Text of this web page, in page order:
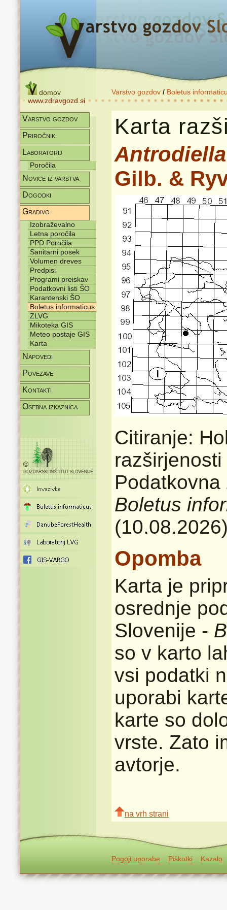
domov
www.zdravgozd.si
Varstvo gozdov / Boletus
Varstvo gozdov
Priročnik
Laboratorij
Poročila
Novice iz varstva
Dogodki
Gradivo
Izobraževalno
Letna poročila
PPD Poročila
Sanitarni posek
Volumen dreves
Predpisi
Programi preiskav
Podatkovni listi ŠO
Karantenski ŠO
Boletus informaticus
ZLVG
Mikoteka GIS
Meteo postaje GIS
Karta
Napovedi
Povezave
Kontakti
Osebna izkaznica
Karta
Gilb. &
Citiranje:
Boletus
Opomba
Karta je
osrednje
Slovenije -
so v karto
vsi podatki
uporabi
karte so
vrste. Zato
avtorje.
na vrh strani
Pogoji uporabe Piškotki Kazalo